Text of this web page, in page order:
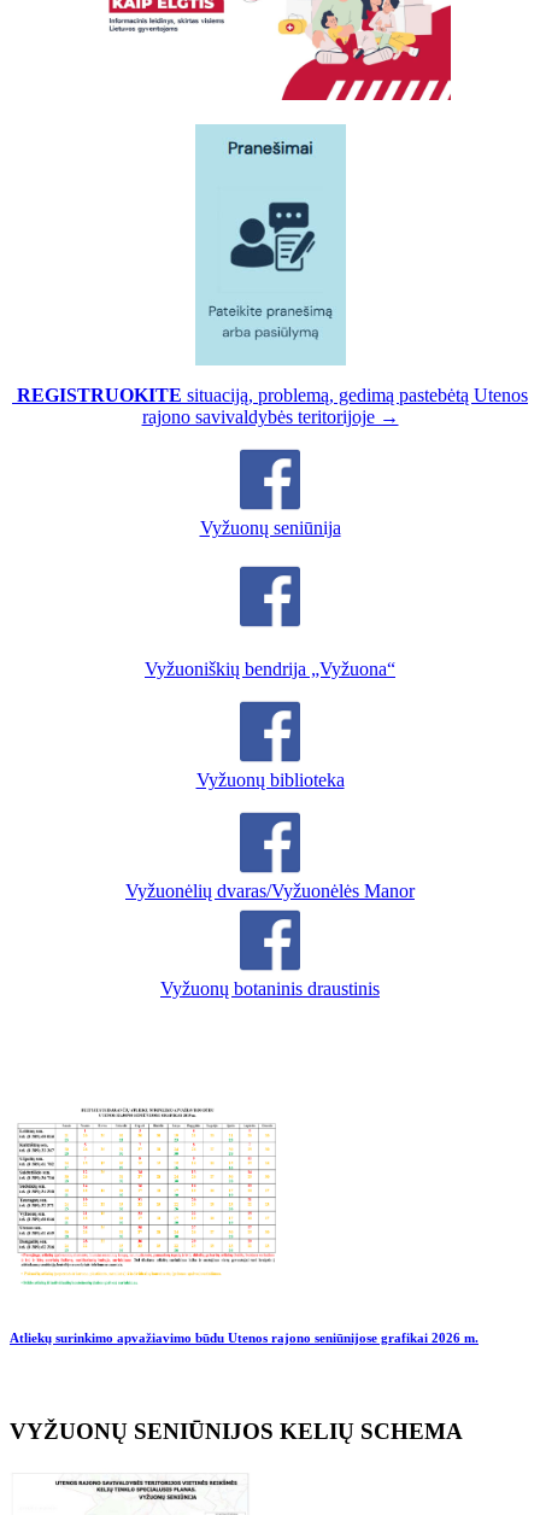
REGISTRUOKITE situaciją, problemą, gedimą pastebėtą Utenos
rajono savivaldybės teritorijoje →
Vyžuonų seniūnija
Vyžuoniškių bendrija „Vyžuona“
Vyžuonų biblioteka
Vyžuonėlių dvaras/Vyžuonėlės Manor
Vyžuonų botaninis draustinis
Atliekų surinkimo apvažiavimo būdu Utenos rajono seniūnijose grafikai 2026 m.
VYŽUONŲ SENIŪNIJOS KELIŲ SCHEMA